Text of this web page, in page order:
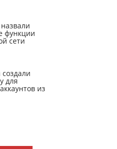
функции
сети
для
из